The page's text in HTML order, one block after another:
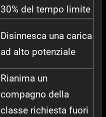
30% del tempo limite
Disinnesca una carica
ad alto potenziale
Rianima un
compagno della
classe richiesta fuori